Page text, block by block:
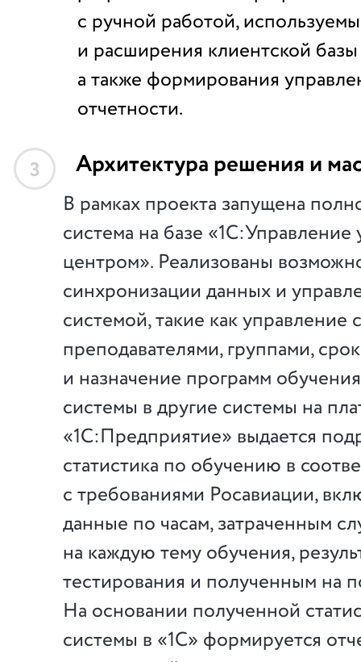
с ручной работой,
и расширения клиентской
а также формирования
отчетности.
3 Архитектура решения и
В рамках проекта запущена
система на базе
центром». Реализованы
синхронизации данных и
системой, такие как управление
преподавателями, группами,
и назначение программ
системы в другие системы на
«1С:Предприятие» выдается
статистика по обучению в
с требованиями Росавиации,
данные по часам, затраченным
на каждую тему обучения,
тестирования и полученным на
На основании полученной
системы в «1С» формируется